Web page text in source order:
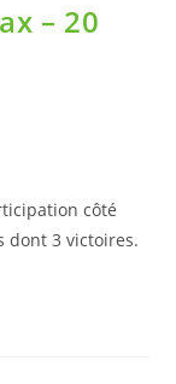
– 20
côté
dont 3 victoires.